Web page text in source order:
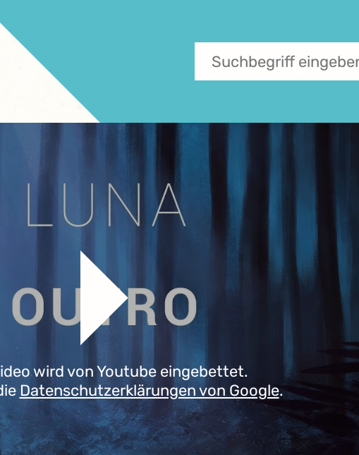
wird von Youtube eingebettet.
Datenschutzerklärungen von Google.